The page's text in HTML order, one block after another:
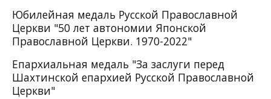
Юбилейная медаль Русской Православной
Церкви "50 лет автономии Японской
Православной Церкви. 1970-2022"
Епархиальная медаль "За заслуги перед
Шахтинской епархией Русской Православной
Церкви"